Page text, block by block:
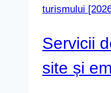
turismului
Servicii
site și